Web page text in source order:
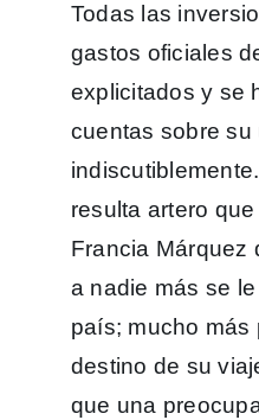
Todas las
gastos oficiales
explicitados y se
cuentas sobre su
resulta artero
Francia Márquez
a nadie más se
país; mucho más
destino de su
que una